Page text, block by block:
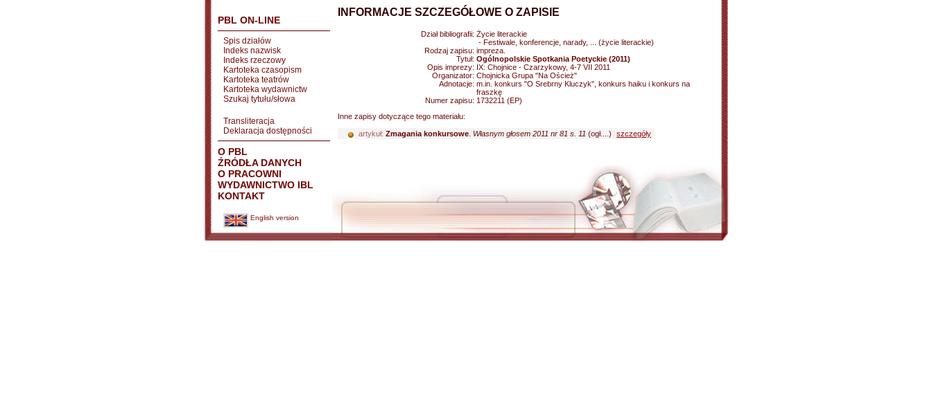
PBL ON-LINE
Spis działów
Indeks nazwisk
Indeks rzeczowy
Kartoteka czasopism
Kartoteka teatrów
Kartoteka wydawnictw
Szukaj tytułu/słowa
Transliteracja
Deklaracja dostępności
O PBL
ŹRÓDŁA DANYCH
O PRACOWNI
WYDAWNICTWO IBL
KONTAKT
English version
INFORMACJE SZCZEGÓŁOWE O ZAPISIE
Dział bibliografii: Życie literackie
- Festiwale, konferencje, narady, ... (życie literackie)
Rodzaj zapisu: impreza.
Tytuł: Ogólnopolskie Spotkania Poetyckie (2011)
Opis imprezy: IX: Chojnice - Czarzykowy, 4-7 VII 2011
Organizator: Chojnicka Grupa "Na Oścież"
Adnotacje: m.in. konkurs "O Srebrny Kluczyk", konkurs haiku i konkurs na
fraszkę
Numer zapisu: 1732211 (EP)
Inne zapisy dotyczące tego materiału:
artykuł: Zmagania konkursowe Własnym głosem 2011 nr 81 s. 11 (ogł....) szczegóły